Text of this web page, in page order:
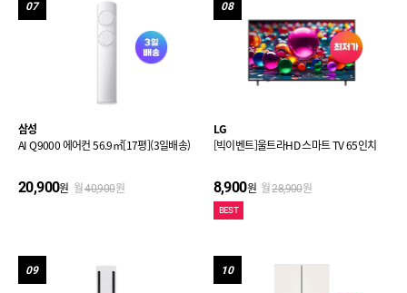
07
삼성
AI Q9000 에어컨 56.9㎡[17평](3일배송)
20,900원 월40,900원
08
LG
[빅이벤트]울트라HD 스마트 TV 65인치
8,900원 월28,900원
BEST
09 10